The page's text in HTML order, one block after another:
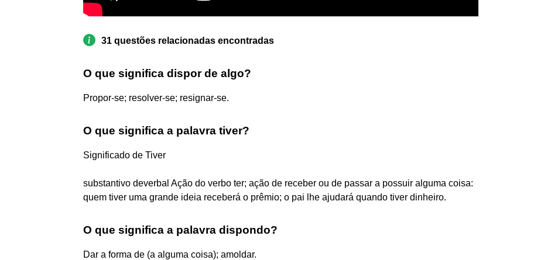
31 questões relacionadas encontradas
O que significa dispor de algo?
Propor-se; resolver-se; resignar-se.
O que significa a palavra tiver?
Significado de Tiver
substantivo deverbal Ação do verbo ter; ação de receber ou de passar a possuir alguma coisa:
quem tiver uma grande ideia receberá o prêmio; o pai lhe ajudará quando tiver dinheiro.
O que significa a palavra dispondo?
Dar a forma de (a alguma coisa); amoldar.